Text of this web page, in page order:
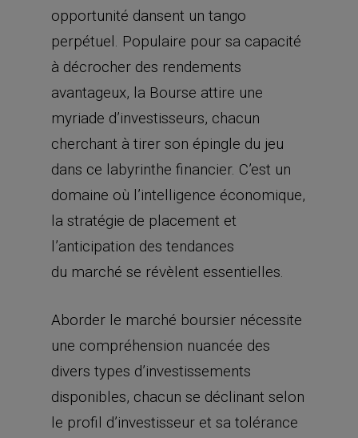
opportunité dansent un tango
perpétuel. Populaire pour sa capacité
à décrocher des rendements
avantageux, la Bourse attire une
myriade d’investisseurs, chacun
cherchant à tirer son épingle du jeu
dans ce labyrinthe financier. C’est un
domaine où l’intelligence économique,
la stratégie de placement et
l’anticipation des tendances
du marché se révèlent essentielles.
Aborder le marché boursier nécessite
une compréhension nuancée des
divers types d’investissements
disponibles, chacun se déclinant selon
le profil d’investisseur et sa tolérance